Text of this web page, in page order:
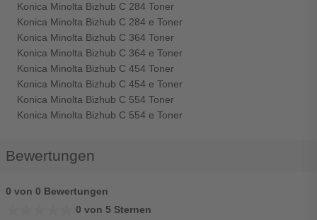
Konica Minolta Bizhub C 284 Toner
Konica Minolta Bizhub C 284 e Toner
Konica Minolta Bizhub C 364 Toner
Konica Minolta Bizhub C 364 e Toner
Konica Minolta Bizhub C 454 Toner
Konica Minolta Bizhub C 454 e Toner
Konica Minolta Bizhub C 554 Toner
Konica Minolta Bizhub C 554 e Toner
Bewertungen
0 von 0 Bewertungen
0 von 5 Sternen